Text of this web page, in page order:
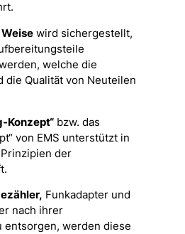
wird sichergestellt,
welche die
die Qualität von Neuteilen
Konzept“bzw. das
von EMS unterstützt in
der
Funkadapter und
nach ihrer
entsorgen, werden diese